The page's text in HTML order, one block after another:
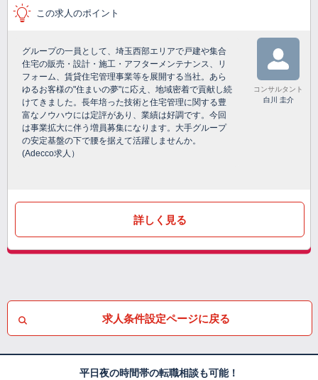
この求人のポイント
グループの一員として、埼玉西部エリアで戸建や集合
住宅の販売・設計・施工・アフターメンテナンス、リ
フォーム、賃貸住宅管理事業等を展開する当社。あら
ゆるお客様の"住まいの夢"に応え、地域密着で貢献し続
けてきました。長年培った技術と住宅管理に関する豊
富なノウハウには定評があり、業績は好調です。今回
は事業拡大に伴う増員募集になります。大手グループ
の安定基盤の下で腰を据えて活躍しませんか。
(Adecco求人）
コンサルタント
白川 圭介
詳しく見る
求人条件設定ページに戻る
平日夜の時間帯の転職相談も可能！